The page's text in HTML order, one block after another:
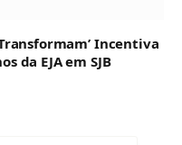
Incentiva
da EJA em SJB